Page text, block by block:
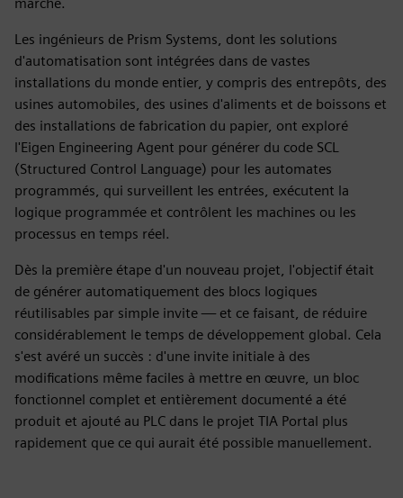
Les ingénieurs de Prism Systems, dont les solutions
d'automatisation sont intégrées dans de vastes
installations du monde entier, y compris des entrepôts, des
usines automobiles, des usines d'aliments et de boissons et
des installations de fabrication du papier, ont exploré
l'Eigen Engineering Agent pour générer du code SCL
(Structured Control Language) pour les automates
programmés, qui surveillent les entrées, exécutent la
logique programmée et contrôlent les machines ou les
processus en temps réel.
Dès la première étape d'un nouveau projet, l'objectif était
de générer automatiquement des blocs logiques
réutilisables par simple invite — et ce faisant, de réduire
considérablement le temps de développement global. Cela
s'est avéré un succès : d'une invite initiale à des
modifications même faciles à mettre en œuvre, un bloc
fonctionnel complet et entièrement documenté a été
produit et ajouté au PLC dans le projet TIA Portal plus
rapidement que ce qui aurait été possible manuellement.